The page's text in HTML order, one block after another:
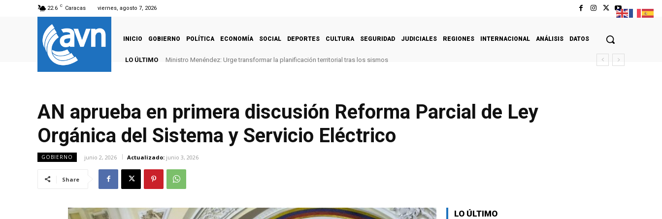
22.6 C Caracas viernes, agosto 7, 2026
INICIO GOBIERNO POLÍTICA ECONOMÍA SOCIAL DEPORTES CULTURA SEGURIDAD JUDICIALES REGIONES INTERNACIONAL ANÁLISIS DATOS
LO ÚLTIMO Ministro Menéndez: Urge transformar la planificación territorial tras los sismos
AN aprueba en primera discusión Reforma Parcial de Ley
Orgánica del Sistema y Servicio Eléctrico
GOBIERNO junio 2, 2026 Actualizado: junio 3, 2026
Share
LO ÚLTIMO